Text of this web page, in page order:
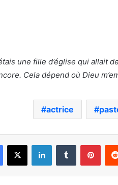
une fille d’église qui allait
Cela dépend où Dieu
actrice
Facebook
X LinkedinTumblr